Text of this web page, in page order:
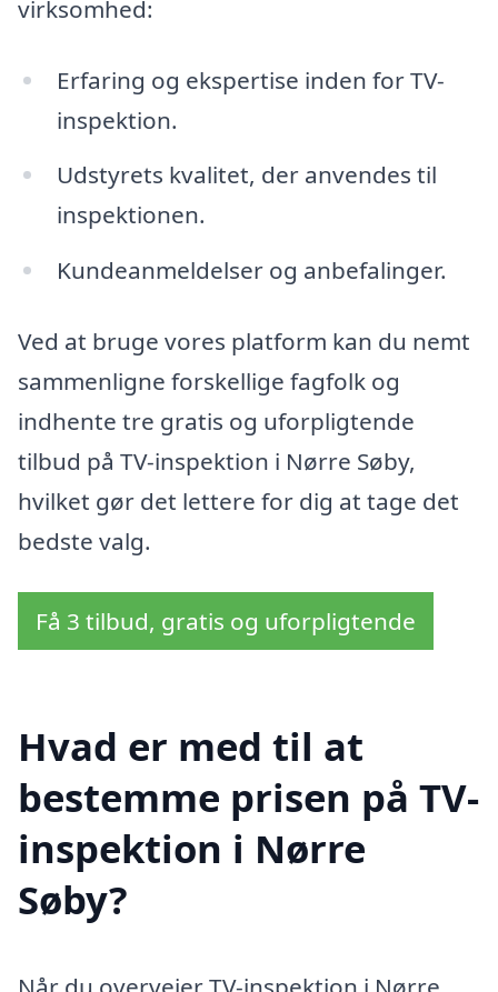
virksomhed:
Erfaring og ekspertise inden for TV-
inspektion.
Udstyrets kvalitet, der anvendes til
inspektionen.
Kundeanmeldelser og anbefalinger.
Ved at bruge vores platform kan du nemt
sammenligne forskellige fagfolk og
indhente tre gratis og uforpligtende
tilbud på TV-inspektion i Nørre Søby,
hvilket gør det lettere for dig at tage det
bedste valg.
Få 3 tilbud, gratis og uforpligtende
Hvad er med til at
bestemme prisen på TV-
inspektion i Nørre
Søby?